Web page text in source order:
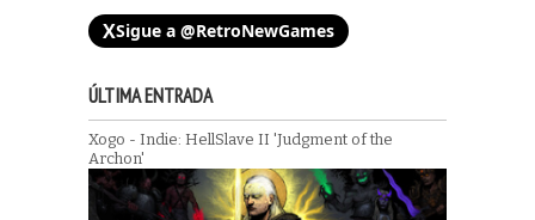
XSigue a @RetroNewGames
ÚLTIMA ENTRADA
Xogo - Indie: HellSlave II 'Judgment of the
Archon'